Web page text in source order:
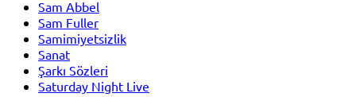
Sam Abbel
Sam Fuller
Samimiyetsizlik
Sanat
Şarkı Sözleri
Saturday Night Live